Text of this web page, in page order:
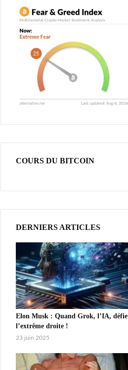
COURS DU BITCOIN
DERNIERS ARTICLES
Elon Musk : Quand Grok, l’IA, défie
l’extrême droite !
23 juin 2025